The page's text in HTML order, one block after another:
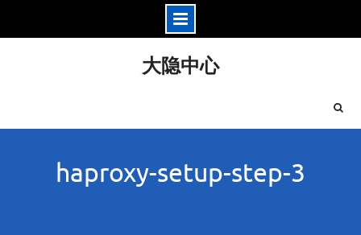
大隐中心
haproxy-setup-step-3